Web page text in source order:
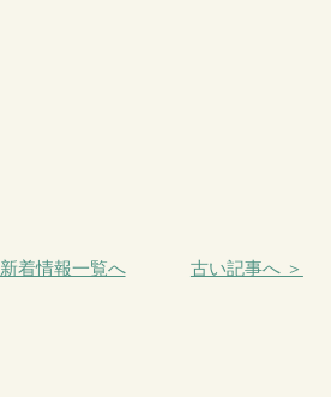
新着情報一覧へ 古い記事へ ＞